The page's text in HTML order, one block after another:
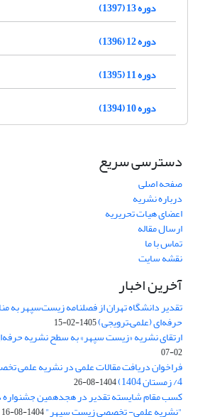
دوره 13 (1397)
دوره 12 (1396)
دوره 11 (1395)
دوره 10 (1394)
دسترسی سریع
صفحه اصلی
درباره نشریه
اعضای هیات تحریریه
ارسال مقاله
تماس با ما
نقشه سایت
آخرین اخبار
تقدیر دانشگاه تهران از فصلنامه زیست‌سپهر به
حرفه‌ای (علمی–ترویجی)1405-02-15
ارتقای نشریه «زیست‌ سپهر» به سطح نشریه
02-07
فراخوان دریافت مقالات علمی در نشریه علمی
4/ زمستان 1404) 1404-08-26
کسب مقام شایسته تقدیر در هجدهمین
"نشریه علمی- تخصصی زیست سپهر"1404-08-16